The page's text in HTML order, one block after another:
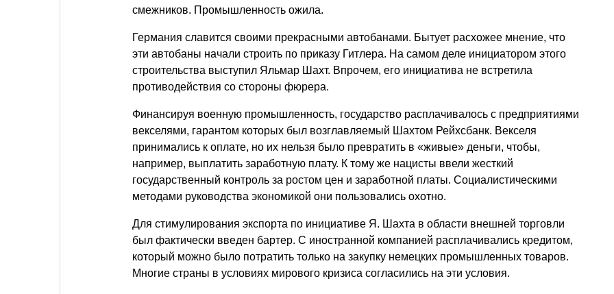
смежников. Промышленность ожила.
Германия славится своими прекрасными автобанами. Бытует расхожее мнение, что
эти автобаны начали строить по приказу Гитлера. На самом деле инициатором этого
строительства выступил Яльмар Шахт. Впрочем, его инициатива не встретила
противодействия со стороны фюрера.
Финансируя военную промышленность, государство расплачивалось с предприятиями
векселями, гарантом которых был возглавляемый Шахтом Рейхсбанк. Векселя
принимались к оплате, но их нельзя было превратить в «живые» деньги, чтобы,
например, выплатить заработную плату. К тому же нацисты ввели жесткий
государственный контроль за ростом цен и заработной платы. Социалистическими
методами руководства экономикой они пользовались охотно.
Для стимулирования экспорта по инициативе Я. Шахта в области внешней торговли
был фактически введен бартер. С иностранной компанией расплачивались кредитом,
который можно было потратить только на закупку немецких промышленных товаров.
Многие страны в условиях мирового кризиса согласились на эти условия.